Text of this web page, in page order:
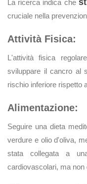
La ricerca indica che
cruciale nella
Attività Fisica:
L'attività fisica
sviluppare il cancro al
rischio inferiore rispetto
Alimentazione:
Seguire una dieta
verdure e olio d'oliva,
stata collegata a
cardiovascolari, ma non